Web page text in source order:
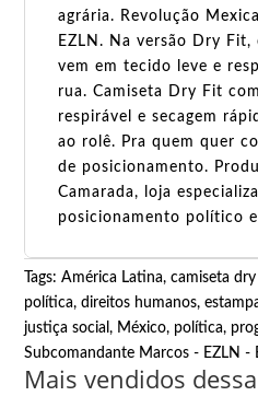
agrária. Revolução
EZLN. Na versão Dry
vem em tecido leve e
rua. Camiseta Dry Fit
respirável e secagem
ao rolê. Pra quem quer
de posicionamento.
Camarada, loja
posicionamento político
Tags:América Latina,camiseta
política,direitos humanos,
justiça social, México, política,
Subcomandante Marcos - EZLN -
Mais vendidos